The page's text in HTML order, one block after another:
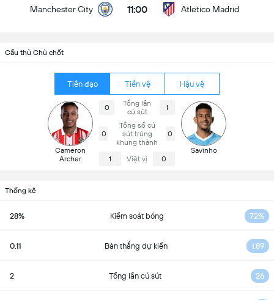
Manchester City 11:00 Atletico Madrid
Cầu thủ Chủ chốt
Tiền đạo Tiền vệ Hậu vệ
Cameron
Archer
0
Tổng lần
cú sút
1
0
Tổng số cú
sút trúng
khung thành
0
1 Việt vị 0
Savinho
Thống kê
28% Kiểm soát bóng 72%
0.11 Bàn thắng dự kiến 1.89
2 Tổng lần cú sút 26